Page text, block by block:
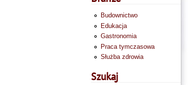
Budownictwo
Edukacja
Gastronomia
Praca tymczasowa
Służba zdrowia
Szukaj